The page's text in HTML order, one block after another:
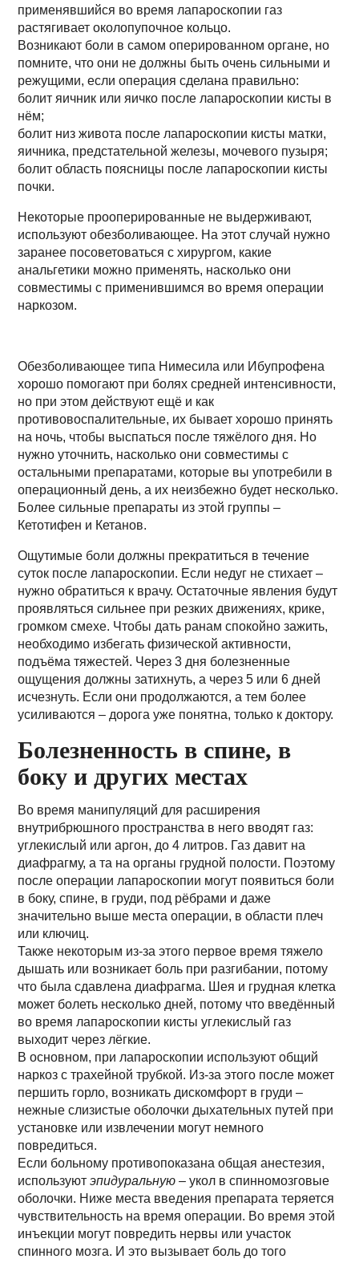
применявшийся во время лапароскопии газ
растягивает околопупочное кольцо.
Возникают боли в самом оперированном органе, но
помните, что они не должны быть очень сильными и
режущими, если операция сделана правильно:
болит яичник или яичко после лапароскопии кисты в
нём;
болит низ живота после лапароскопии кисты матки,
яичника, предстательной железы, мочевого пузыря;
болит область поясницы после лапароскопии кисты
почки.
Некоторые прооперированные не выдерживают,
используют обезболивающее. На этот случай нужно
заранее посоветоваться с хирургом, какие
анальгетики можно применять, насколько они
совместимы с применившимся во время операции
наркозом.
Обезболивающее типа Нимесила или Ибупрофена
хорошо помогают при болях средней интенсивности,
но при этом действуют ещё и как
противовоспалительные, их бывает хорошо принять
на ночь, чтобы выспаться после тяжёлого дня. Но
нужно уточнить, насколько они совместимы с
остальными препаратами, которые вы употребили в
операционный день, а их неизбежно будет несколько.
Более сильные препараты из этой группы –
Кетотифен и Кетанов.
Ощутимые боли должны прекратиться в течение
суток после лапароскопии. Если недуг не стихает –
нужно обратиться к врачу. Остаточные явления будут
проявляться сильнее при резких движениях, крике,
громком смехе. Чтобы дать ранам спокойно зажить,
необходимо избегать физической активности,
подъёма тяжестей. Через 3 дня болезненные
ощущения должны затихнуть, а через 5 или 6 дней
исчезнуть. Если они продолжаются, а тем более
усиливаются – дорога уже понятна, только к доктору.
Болезненность в спине, в
боку и других местах
Во время манипуляций для расширения
внутрибрюшного пространства в него вводят газ:
углекислый или аргон, до 4 литров. Газ давит на
диафрагму, а та на органы грудной полости. Поэтому
после операции лапароскопии могут появиться боли
в боку, спине, в груди, под рёбрами и даже
значительно выше места операции, в области плеч
или ключиц.
Также некоторым из-за этого первое время тяжело
дышать или возникает боль при разгибании, потому
что была сдавлена диафрагма. Шея и грудная клетка
может болеть несколько дней, потому что введённый
во время лапароскопии кисты углекислый газ
выходит через лёгкие.
В основном, при лапароскопии используют общий
наркоз с трахейной трубкой. Из-за этого после может
першить горло, возникать дискомфорт в груди –
нежные слизистые оболочки дыхательных путей при
установке или извлечении могут немного
повредиться.
Если больному противопоказана общая анестезия,
используютэпидуральную – укол в спинномозговые
оболочки. Ниже места введения препарата теряется
чувствительность на время операции. Во время этой
инъекции могут повредить нервы или участок
спинного мозга. И это вызывает боль до того